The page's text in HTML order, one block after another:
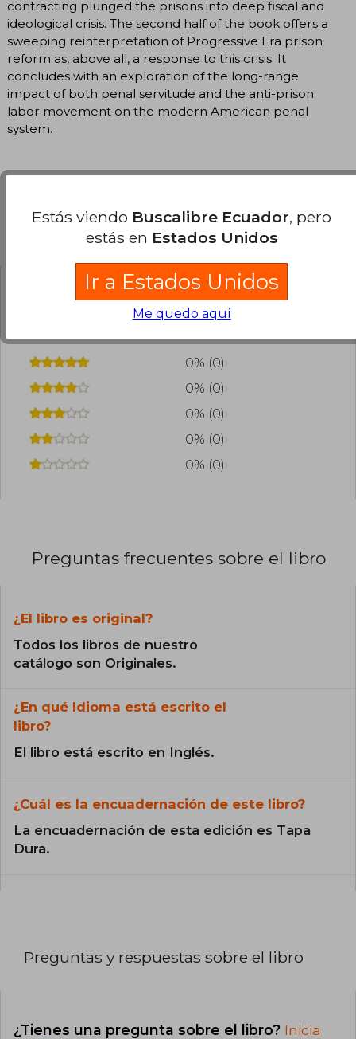
contracting plunged the prisons into deep fiscal and
ideological crisis. The second half of the book offers a
sweeping reinterpretation of Progressive Era prison
reform as, above all, a response to this crisis. It
concludes with an exploration of the long-range
impact of both penal servitude and the anti-prison
labor movement on the modern American penal
system.
Opiniones del libro
¿Leíste este libro? Inicia sesiónpara poder
agregar tu propia evaluación.
0% (0)
0% (0)
0% (0)
0% (0)
0% (0)
Preguntas frecuentes sobre el libro
¿El libro es original?
Todos los libros de nuestro
catálogo son Originales.
¿En qué Idioma está escrito el
libro?
El libro está escrito en Inglés.
¿Cuál es la encuadernación de este libro?
La encuadernación de esta edición es Tapa
Dura.
Preguntas y respuestas sobre el libro
¿Tienes una pregunta sobre el libro? Inicia
Estás viendo Buscalibre Ecuador, pero
estás en Estados Unidos
Ir a Estados Unidos
Me quedo aquí